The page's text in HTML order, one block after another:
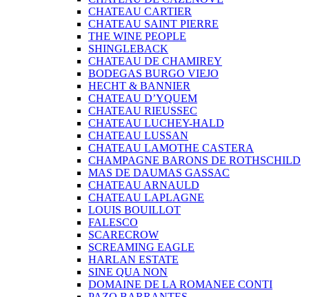
CHATEAU CARTIER
CHATEAU SAINT PIERRE
THE WINE PEOPLE
SHINGLEBACK
CHATEAU DE CHAMIREY
BODEGAS BURGO VIEJO
HECHT & BANNIER
CHATEAU D’YQUEM
CHATEAU RIEUSSEC
CHATEAU LUCHEY-HALD
CHATEAU LUSSAN
CHATEAU LAMOTHE CASTERA
CHAMPAGNE BARONS DE ROTHSCHILD
MAS DE DAUMAS GASSAC
CHATEAU ARNAULD
CHATEAU LAPLAGNE
LOUIS BOUILLOT
FALESCO
SCARECROW
SCREAMING EAGLE
HARLAN ESTATE
SINE QUA NON
DOMAINE DE LA ROMANEE CONTI